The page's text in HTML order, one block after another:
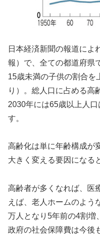
日本経済新聞の報道によ
報）で、全ての都道府県
15歳未満の子供の割合を
り）。総人口に占める高
2030年には65歳以上人
す。
高齢化は単に年齢構成が
大きく変える要因になる
高齢者が多くなれば、医
えば、老人ホームのよう
万人となり5年前の4割増
政府の社会保障費は今後